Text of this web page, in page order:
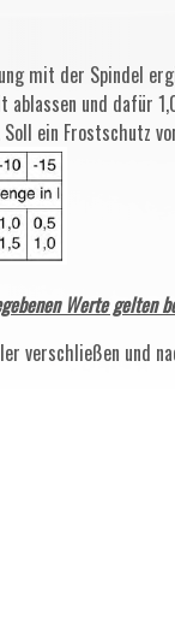
mit der Spindel
ablassen und dafür
ein Frostschutz
Werte gelten
verschließen und